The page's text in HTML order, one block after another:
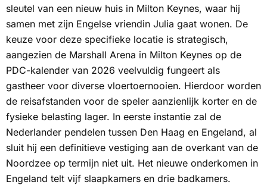
sleutel van een nieuw huis in Milton Keynes, waar hij
samen met zijn Engelse vriendin Julia gaat wonen. De
keuze voor deze specifieke locatie is strategisch,
aangezien de Marshall Arena in Milton Keynes op de
PDC-kalender van 2026 veelvuldig fungeert als
gastheer voor diverse vloertoernooien. Hierdoor worden
de reisafstanden voor de speler aanzienlijk korter en de
fysieke belasting lager. In eerste instantie zal de
Nederlander pendelen tussen Den Haag en Engeland, al
sluit hij een definitieve vestiging aan de overkant van de
Noordzee op termijn niet uit. Het nieuwe onderkomen in
Engeland telt vijf slaapkamers en drie badkamers.